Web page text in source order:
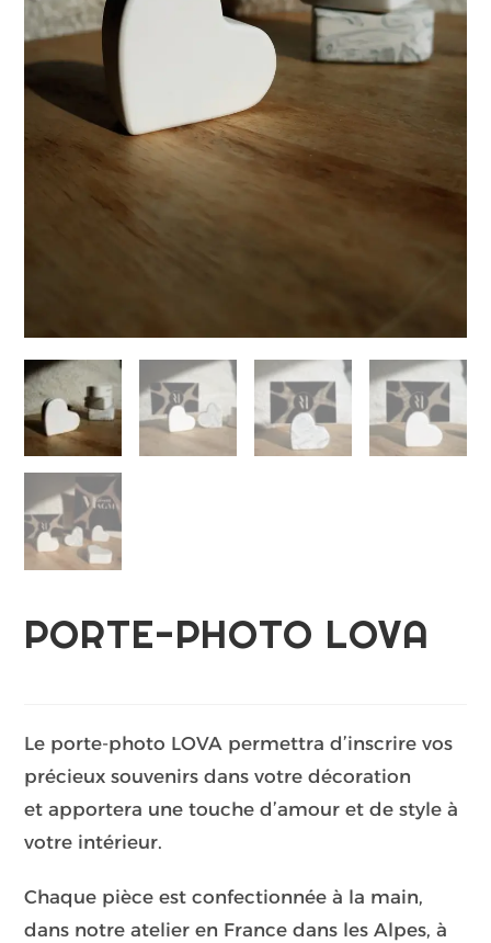
PORTE-PHOTO LOVA
Le porte-photo LOVA permettra d’inscrire vos
précieux souvenirs dans votre décoration
et apportera une touche d’amour et de style à
votre intérieur.
Chaque pièce est confectionnée à la main,
dans notre atelier en France dans les Alpes, à